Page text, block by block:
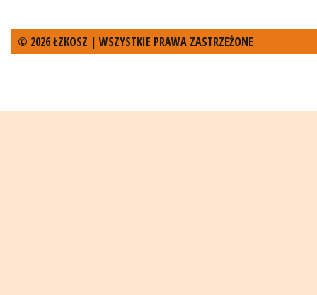
© 2026 ŁZKOSZ | WSZYSTKIE PRAWA ZASTRZEŻONE